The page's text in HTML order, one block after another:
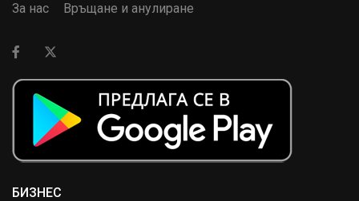
За нас
Връщане и анулиране
БИЗНЕС